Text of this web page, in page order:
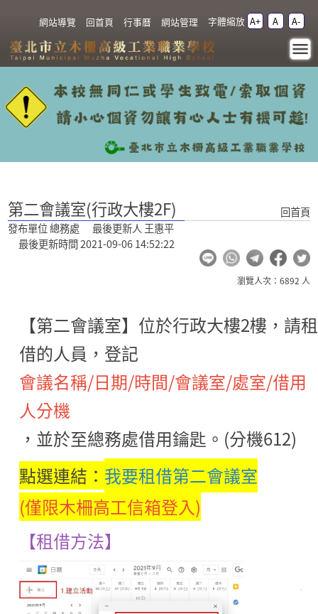
網站導覽 回首頁 行事曆 網站管理 字體縮放 A+ A A-
第二會議室(行政大樓2F)
- 臺北市立木柵高級工業
職業學校
:::
第二會議室(行政大樓2F)
發布單位 總務處 最後更新人 王惠平
最後更新時間 2021-09-06 14:52:22
回首頁
瀏覽人次：6892 人
【第二會議室】位於行政大樓2樓，請租
借的人員，登記
會議名稱/日期/時間/會議室/處室/借用
人分機
，並於至總務處借用鑰匙。(分機612)
點選連結： 我要租借第二會議室
(僅限木柵高工信箱登入)
【租借方法】